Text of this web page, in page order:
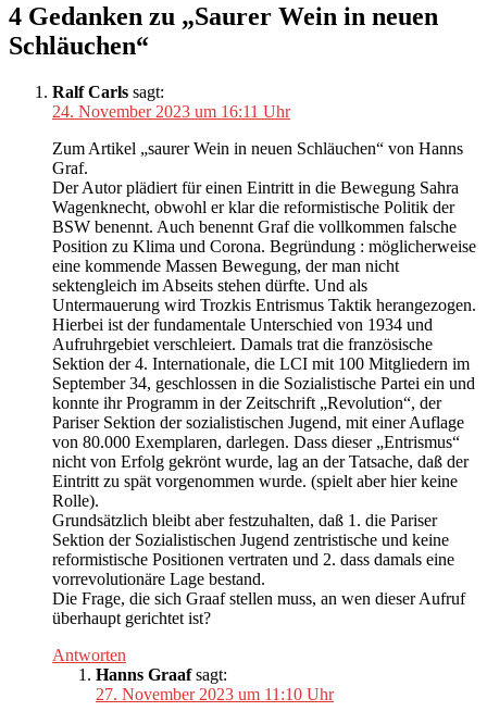
4 Gedanken zu „Saurer Wein in neuen
Schläuchen“
Ralf Carls sagt:
24. November 2023 um 16:11 Uhr
Zum Artikel „saurer Wein in neuen Schläuchen“ von Hanns
Graf.
Der Autor plädiert für einen Eintritt in die Bewegung Sahra
Wagenknecht, obwohl er klar die reformistische Politik der
BSW benennt. Auch benennt Graf die vollkommen falsche
Position zu Klima und Corona. Begründung : möglicherweise
eine kommende Massen Bewegung, der man nicht
sektengleich im Abseits stehen dürfte. Und als
Untermauerung wird Trozkis Entrismus Taktik herangezogen.
Hierbei ist der fundamentale Unterschied von 1934 und
Aufruhrgebiet verschleiert. Damals trat die französische
Sektion der 4. Internationale, die LCI mit 100 Mitgliedern im
September 34, geschlossen in die Sozialistische Partei ein und
konnte ihr Programm in der Zeitschrift „Revolution“, der
Pariser Sektion der sozialistischen Jugend, mit einer Auflage
von 80.000 Exemplaren, darlegen. Dass dieser „Entrismus“
nicht von Erfolg gekrönt wurde, lag an der Tatsache, daß der
Eintritt zu spät vorgenommen wurde. (spielt aber hier keine
Rolle).
Grundsätzlich bleibt aber festzuhalten, daß 1. die Pariser
Sektion der Sozialistischen Jugend zentristische und keine
reformistische Positionen vertraten und 2. dass damals eine
vorrevolutionäre Lage bestand.
Die Frage, die sich Graaf stellen muss, an wen dieser Aufruf
überhaupt gerichtet ist?
Antworten
Hanns Graaf sagt:
27. November 2023 um 11:10 Uhr